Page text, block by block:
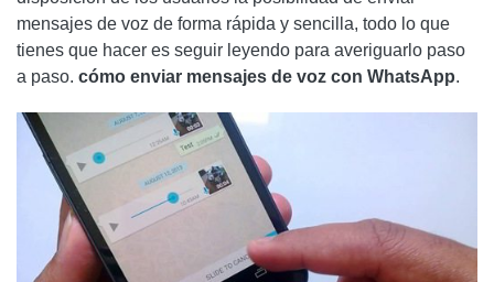
mensajes de voz de forma rápida y sencilla, todo lo que
tienes que hacer es seguir leyendo para averiguarlo paso
a paso. cómo enviar mensajes de voz con WhatsApp.